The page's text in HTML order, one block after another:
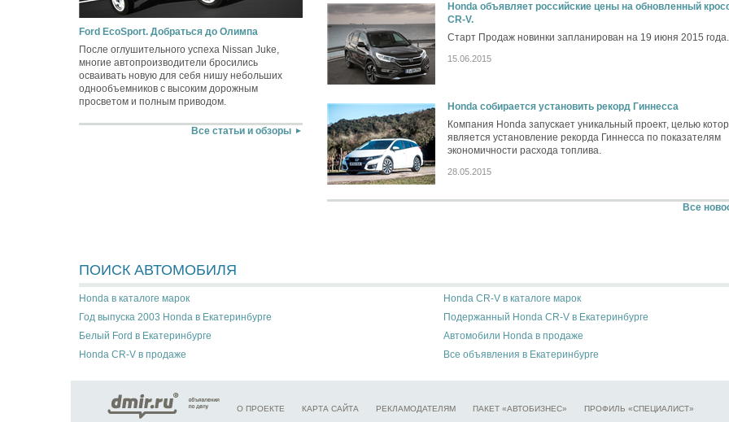
Ford EcoSport. Добраться до Олимпа
После оглушительного успеха Nissan Juke,
многие автопроизводители бросились
осваивать новую для себя нишу небольших
однообъемников с высоким дорожным
просветом и полным приводом.
Все статьи и обзоры
Honda объявляет российские цены на обновленный
CR-V.
Старт Продаж новинки запланирован на 19 июня 2015 года.
15.06.2015
Honda собирается установить рекорд Гиннесса
Компания Honda запускает уникальный проект, целью
является установление рекорда Гиннесса по показателям
экономичности расхода топлива.
28.05.2015
Все
ПОИСК АВТОМОБИЛЯ
Honda в каталоге марок
Honda CR-V в каталоге марок
Год выпуска 2003 Honda в Екатеринбурге
Подержанный Honda CR-V в Екатеринбурге
Белый Ford в Екатеринбурге
Автомобили Honda в продаже
Honda CR-V в продаже
Все объявления в Екатеринбурге
О ПРОЕКТЕ КАРТА САЙТА РЕКЛАМОДАТЕЛЯМ ПАКЕТ «АВТОБИЗНЕС» ПРОФИЛЬ «СПЕЦИАЛИСТ»